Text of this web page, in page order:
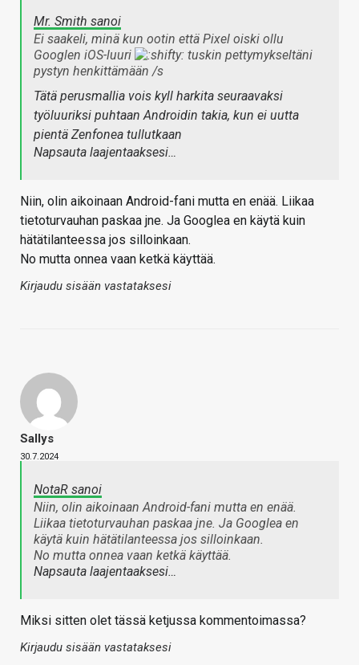
Mr. Smith sanoi
Ei saakeli, minä kun ootin että Pixel oiski ollu
Googlen iOS-luuri
tuskin pettymykseltäni
pystyn henkittämään /s
Tätä perusmallia vois kyll harkita seuraavaksi
työluuriksi puhtaan Androidin takia, kun ei uutta
pientä Zenfonea tullutkaan
Napsauta laajentaaksesi…
Niin, olin aikoinaan Android-fani mutta en enää. Liikaa
tietoturvauhan paskaa jne. Ja Googlea en käytä kuin
hätätilanteessa jos silloinkaan.
No mutta onnea vaan ketkä käyttää.
Kirjaudu sisään vastataksesi
Sallys
30.7.2024
NotaR sanoi
Niin, olin aikoinaan Android-fani mutta en enää.
Liikaa tietoturvauhan paskaa jne. Ja Googlea en
käytä kuin hätätilanteessa jos silloinkaan.
No mutta onnea vaan ketkä käyttää.
Napsauta laajentaaksesi…
Miksi sitten olet tässä ketjussa kommentoimassa?
Kirjaudu sisään vastataksesi